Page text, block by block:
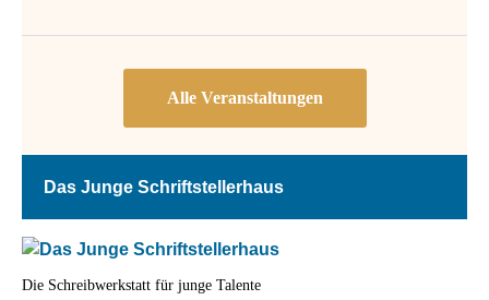
Das Junge Schriftstellerhaus
Die Schreibwerkstatt für junge Talente